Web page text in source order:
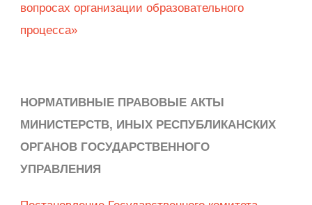
вопросах организации образовательного
процесса»
НОРМАТИВНЫЕ ПРАВОВЫЕ АКТЫ
МИНИСТЕРСТВ, ИНЫХ РЕСПУБЛИКАНСКИХ
ОРГАНОВ ГОСУДАРСТВЕННОГО
УПРАВЛЕНИЯ